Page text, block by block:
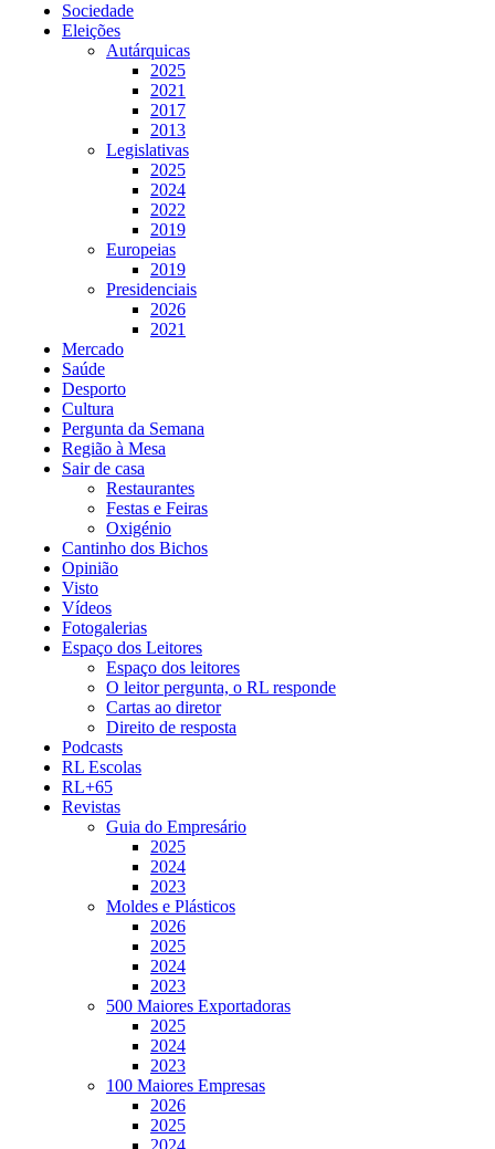
Sociedade
Eleições
Autárquicas
2025
2021
2017
2013
Legislativas
2025
2024
2022
2019
Europeias
2019
Presidenciais
2026
2021
Mercado
Saúde
Desporto
Cultura
Pergunta da Semana
Região à Mesa
Sair de casa
Restaurantes
Festas e Feiras
Oxigénio
Cantinho dos Bichos
Opinião
Visto
Vídeos
Fotogalerias
Espaço dos Leitores
Espaço dos leitores
O leitor pergunta, o RL responde
Cartas ao diretor
Direito de resposta
Podcasts
RL Escolas
RL+65
Revistas
Guia do Empresário
2025
2024
2023
Moldes e Plásticos
2026
2025
2024
2023
500 Maiores Exportadoras
2025
2024
2023
100 Maiores Empresas
2026
2025
2024